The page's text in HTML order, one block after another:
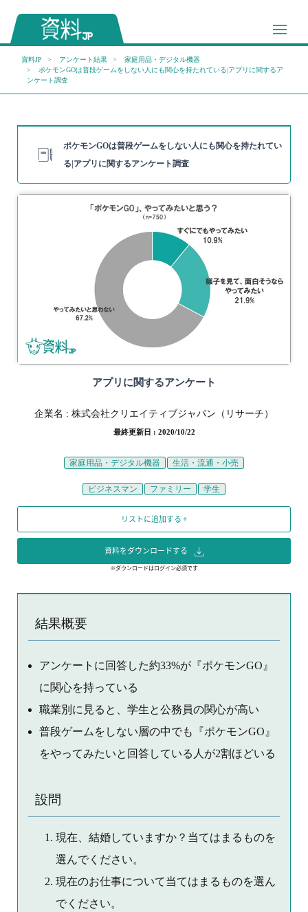
資料JP アンケート結果
家庭用品・デジタル機器
ポケモンGOは普段ゲームをしない人にも関心を持たれている|アプリに関するア
ンケート調査
ポケモンGOは普段ゲームをしない人にも関心を持たれてい
る|アプリに関するアンケート調査
アプリに関するアンケート
企業名 : 株式会社クリエイティブジャパン（リサーチ）
最終更新日 : 2020/10/22
家庭用品・デジタル機器 生活・流通・小売
ビジネスマン ファミリー 学生
リストに追加する +
資料をダウンロードする
※ダウンロードはログイン必須です
結果概要
アンケートに回答した約33%が『ポケモンGO』
に関心を持っている
職業別に見ると、学生と公務員の関心が高い
普段ゲームをしない層の中でも『ポケモンGO』
をやってみたいと回答している人が2割ほどいる
設問
現在、結婚していますか？当てはまるものを
選んでください。
現在のお仕事について当てはまるものを選ん
でください。